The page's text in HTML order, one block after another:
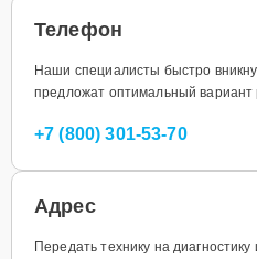
Телефон
Наши специалисты быстро
предложат оптимальный
+7 (800) 301-53-70
Адрес
Передать технику на